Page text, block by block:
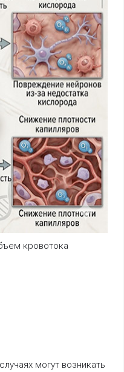
кровотока
могут возникать